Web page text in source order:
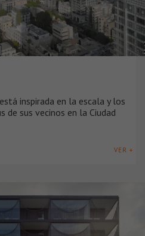
inspirada en la escala y los
de sus vecinos en la Ciudad
VER +